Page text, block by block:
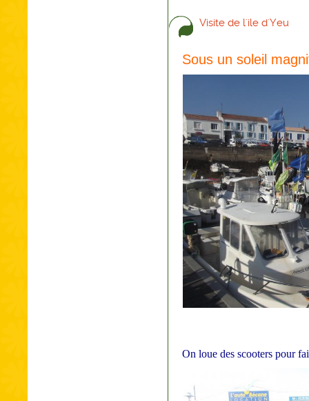
Visite de l'ile d'Yeu
Sous un soleil
On loue des scooters pour